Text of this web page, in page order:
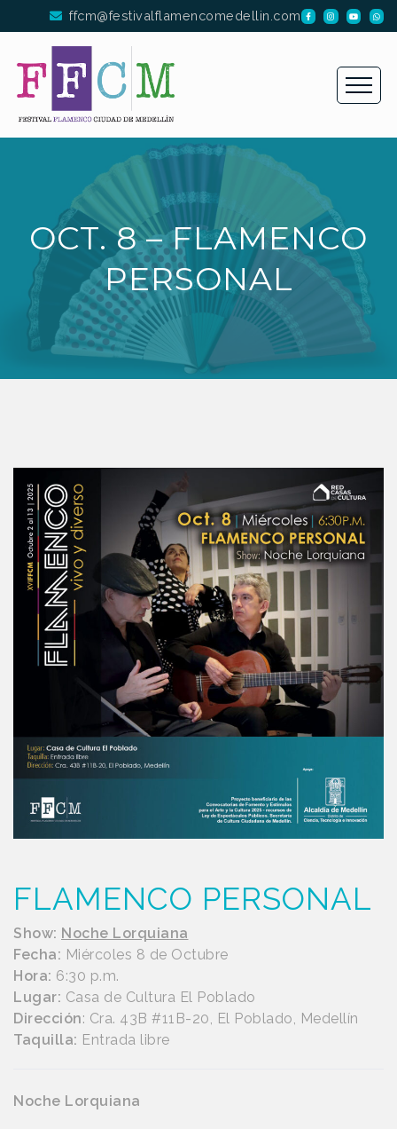
ffcm@festivalflamencomedellin.com
OCT. 8 – FLAMENCO
PERSONAL
FLAMENCO PERSONAL
Show: Noche Lorquiana
Fecha: Miércoles 8 de Octubre
Hora: 6:30 p.m.
Lugar: Casa de Cultura El Poblado
Dirección: Cra. 43B #11B-20, El Poblado, Medellín
Taquilla: Entrada libre
Noche Lorquiana